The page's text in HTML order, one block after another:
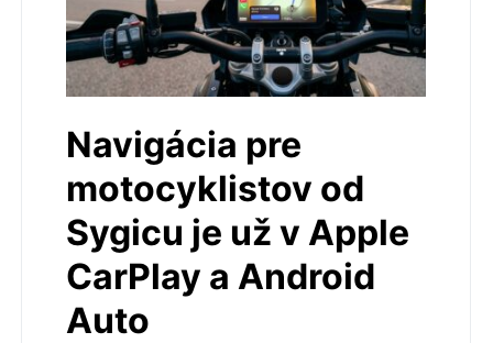
Navigácia pre
motocyklistov od
Sygicu je už v Apple
CarPlay a Android
Auto